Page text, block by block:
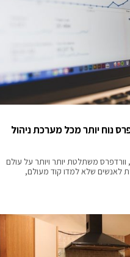
נוח יותר מכל מערכת ניהול
משתלטת יותר ויותר על עולם
לאנשים שלא למדו קוד מעולם,